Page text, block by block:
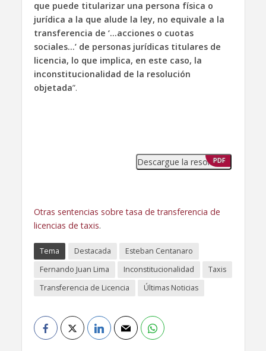
que puede titularizar una persona física o
jurídica a la que alude la ley, no equivale a la
transferencia de ‘…acciones o cuotas
sociales…’ de personas jurídicas titulares de
licencia, lo que implica, en este caso, la
inconstitucionalidad de la resolución
objetada”.
Descargue la resolución
PDF
Otras sentencias sobre tasa de transferencia de
licencias de taxis.
Tema Destacada
Esteban Centanaro
Fernando Juan Lima
Inconstitucionalidad
Taxis
Transferencia de Licencia
Últimas Noticias